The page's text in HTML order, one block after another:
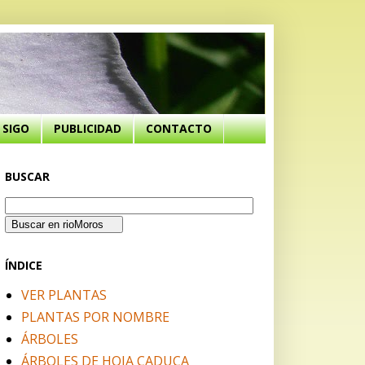
SIGO PUBLICIDAD CONTACTO
BUSCAR
ÍNDICE
VER PLANTAS
PLANTAS POR NOMBRE
ÁRBOLES
ÁRBOLES DE HOJA CADUCA